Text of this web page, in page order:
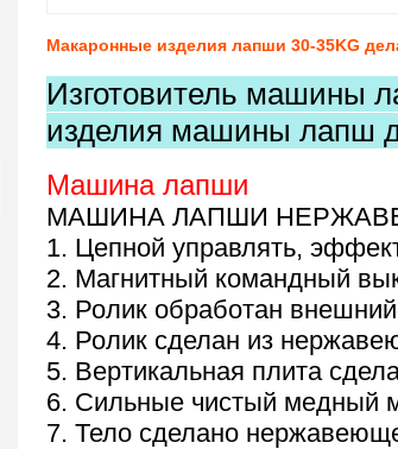
Макаронные изделия лапши 30-35KG
Изготовитель машины
изделия машины лапш
Машина лапши
МАШИНА ЛАПШИ
1. Цепной управлять,
2. Магнитный командный
3. Ролик обработан
4. Ролик сделан из
5. Вертикальная плита
6. Сильные чистый медный
7. Тело сделано